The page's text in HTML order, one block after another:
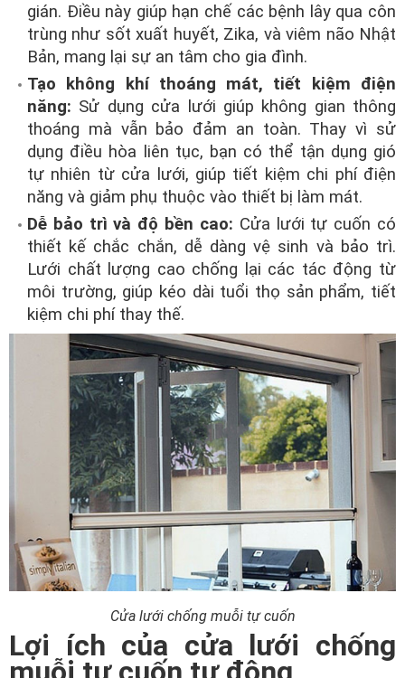
gián. Điều này giúp hạn chế các bệnh lây qua côn
trùng như sốt xuất huyết, Zika, và viêm não Nhật
Bản, mang lại sự an tâm cho gia đình.
Tạo không khí thoáng mát, tiết kiệm điện
năng: Sử dụng cửa lưới giúp không gian thông
thoáng mà vẫn bảo đảm an toàn. Thay vì sử
dụng điều hòa liên tục, bạn có thể tận dụng gió
tự nhiên từ cửa lưới, giúp tiết kiệm chi phí điện
năng và giảm phụ thuộc vào thiết bị làm mát.
Dễ bảo trì và độ bền cao: Cửa lưới tự cuốn có
thiết kế chắc chắn, dễ dàng vệ sinh và bảo trì.
Lưới chất lượng cao chống lại các tác động từ
môi trường, giúp kéo dài tuổi thọ sản phẩm, tiết
kiệm chi phí thay thế.
Cửa lưới chống muỗi tự cuốn
Lợi ích của cửa lưới chống